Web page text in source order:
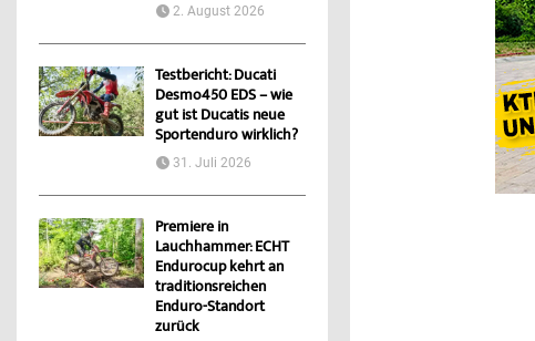
2. August 2026
Testbericht: Ducati
Desmo450 EDS – wie
gut ist Ducatis neue
Sportenduro wirklich?
31. Juli 2026
Premiere in
Lauchhammer: ECHT
Endurocup kehrt an
traditionsreichen
Enduro-Standort
zurück